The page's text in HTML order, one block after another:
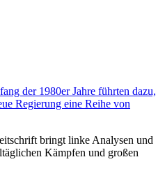
der 1980er Jahre führten dazu,
Regierung eine Reihe von
bringt linke Analysen und
Kämpfen und großen